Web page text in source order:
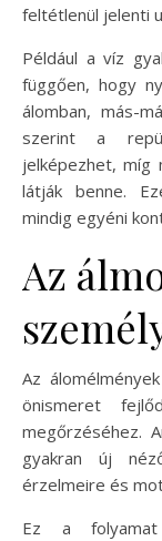
feltétlenül jelenti
Például a víz
függően, hogy
álomban, más-
szerint a
jelképezhet, míg
látják benne.
mindig egyéni
Az
Az
önismeret
megőrzéséhez.
gyakran új
érzelmeire és
Ez a